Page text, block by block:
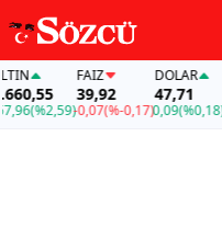
(%2,59)
FAİZ
39,92
-0,07(%-0,17)
DOLAR
47,71
0,09(%0,18)